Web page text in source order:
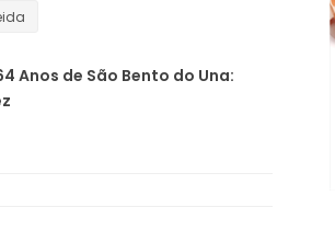
Anos de São Bento do Una: